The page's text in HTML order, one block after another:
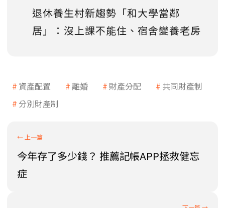
退休養生村新趨勢「和大學當鄰
居」：沒上課不能住、宿舍變養老房
資產配置 離婚 財產分配
共同財產制
分別財產制
今年存了多少錢？ 推薦記帳APP拯救健忘
症